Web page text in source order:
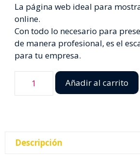
La página web ideal para
online.
Con todo lo necesario para
de manera profesional, es el
para tu empresa.
Añadir al carrito
Descripción